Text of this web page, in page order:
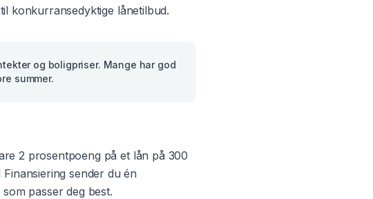
konkurransedyktige lånetilbud.
og boligpriser. Mange har god
summer.
2 prosentpoeng på et lån på 300
sender du én
passer deg best.